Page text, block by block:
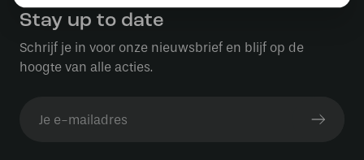
Stay up to date
Schrijf je in voor onze nieuwsbrief en blijf op de
hoogte van alle acties.